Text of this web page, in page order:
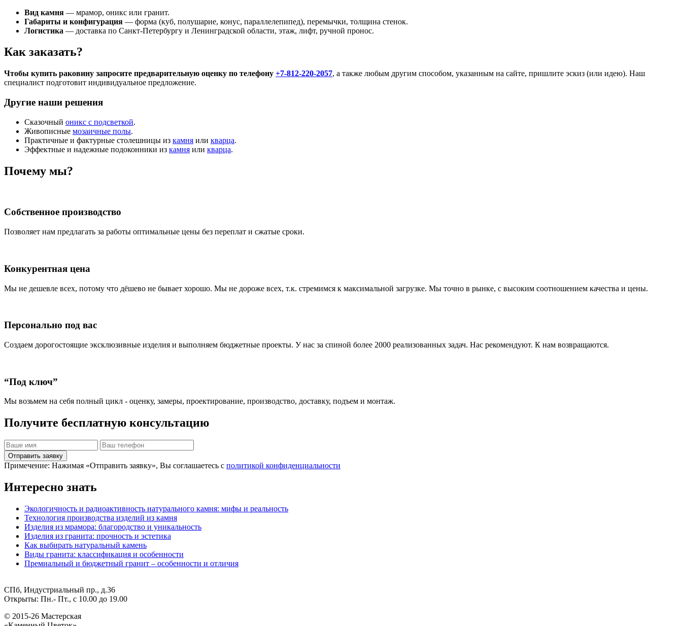
Вид камня — мрамор, оникс или гранит.
Габариты и конфигурация — форма (куб, полушарие, конус, параллелепипед), перемычки, толщина стенок.
Логистика — доставка по Санкт-Петербургу и Ленинградской области, этаж, лифт, ручной пронос.
Как заказать?
Чтобы купить раковину запросите предварительную оценку по телефону +7-812-220-2057, а также любым другим способом, указанным на сайте, пришлите эскиз (или идею). Наш
специалист подготовит индивидуальное предложение.
Другие наши решения
Сказочный оникс с подсветкой.
Живописные мозаичные полы.
Практичные и фактурные столешницы из камня или кварца.
Эффектные и надежные подоконники из камня или кварца.
Почему мы?
Собственное производство
Позволяет нам предлагать за работы оптимальные цены без переплат и сжатые сроки.
Конкурентная цена
Мы не дешевле всех, потому что дёшево не бывает хорошо. Мы не дороже всех, т.к. стремимся к максимальной загрузке. Мы точно в рынке, с высоким соотношением качества и цены.
Персонально под вас
Создаем дорогостоящие эксклюзивные изделия и выполняем бюджетные проекты. У нас за спиной более 2000 реализованных задач. Нас рекомендуют. К нам возвращаются.
“Под ключ”
Мы возьмем на себя полный цикл - оценку, замеры, проектирование, производство, доставку, подъем и монтаж.
Получите бесплатную консультацию
Отправить заявку
Примечение: Нажимая «Отправить заявку», Вы соглашаетесь с политикой конфиденциальности
Интересно знать
Экологичность и радиоактивность натурального камня: мифы и реальность
Технология производства изделий из камня
Изделия из мрамора: благородство и уникальность
Изделия из гранита: прочность и эстетика
Как выбирать натуральный камень
Виды гранита: классификация и особенности
Премиальный и бюджетный гранит – особенности и отличия
СПб, Индустриальный пр., д.36
Открыты: Пн.- Пт., с 10.00 до 19.00
© 2015-26 Мастерская